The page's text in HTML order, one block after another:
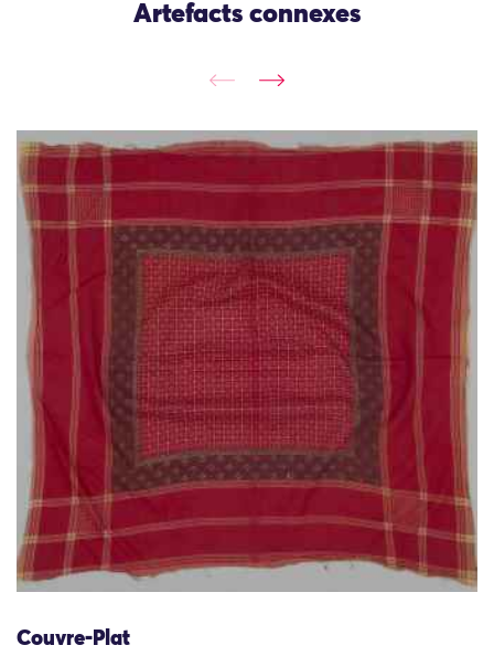
Artefacts connexes
Couvre-Plat